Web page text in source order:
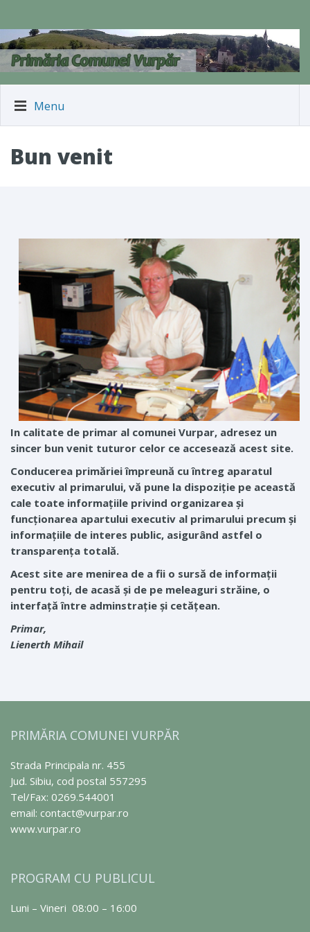
Menu
Bun venit
In calitate de primar al comunei Vurpar, adresez un
sincer bun venit tuturor celor ce accesează acest site.
Conducerea primăriei împreună cu întreg aparatul
executiv al primarului, vă pune la dispoziţie pe această
cale toate informaţiile privind organizarea şi
funcţionarea apartului executiv al primarului precum şi
informaţiile de interes public, asigurând astfel o
transparenţa totală.
Acest site are menirea de a fii o sursă de informaţii
pentru toţi, de acasă şi de pe meleaguri străine, o
interfaţă între adminstraţie şi cetăţean.
Primar,
Lienerth Mihail
PRIMĂRIA COMUNEI VURPĂR
Strada Principala nr. 455
Jud. Sibiu, cod postal 557295
Tel/Fax: 0269.544001
email: contact@vurpar.ro
www.vurpar.ro
PROGRAM CU PUBLICUL
Luni – Vineri 08:00 – 16:00